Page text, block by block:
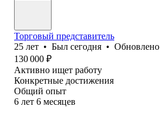
Торговый представитель
25 лет • Был сегодня • Обновлено
130 000 ₽
Активно ищет работу
Конкретные достижения
Общий опыт
6 лет 6 месяцев